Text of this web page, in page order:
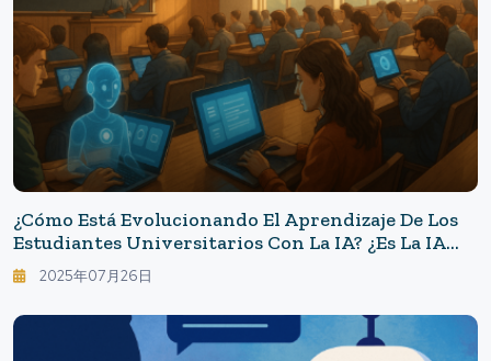
¿Cómo Está Evolucionando El Aprendizaje De Los
Estudiantes Universitarios Con La IA? ¿Es La IA
Una Chuleta De Examen O El Tutor En Casa Más
Poderoso?
2025年07月26日